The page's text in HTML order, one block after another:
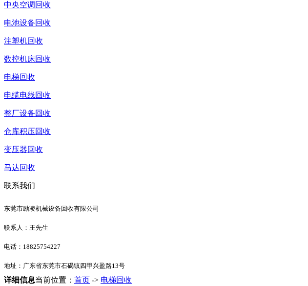
中央空调回收
电池设备回收
注塑机回收
数控机床回收
电梯回收
电缆电线回收
整厂设备回收
仓库积压回收
变压器回收
马达回收
联系我们
东莞市励凌机械设备回收有限公司
联系人：王先生
电话：18825754227
地址：广东省东莞市石碣镇四甲兴盈路13号
详细信息当前位置： 首页 -> 电梯回收